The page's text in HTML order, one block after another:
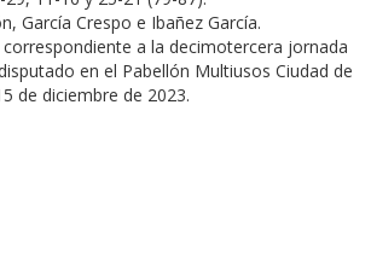
García Crespo e Ibañez García.
correspondiente a la decimotercera jornada
en el Pabellón Multiusos Ciudad de
de diciembre de 2023.